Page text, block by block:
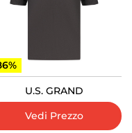
U.S. GRAND
Vedi Prezzo